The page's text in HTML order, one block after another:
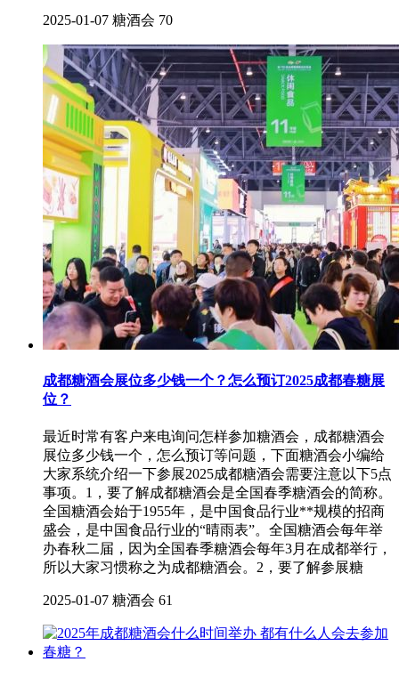
2025-01-07 糖酒会 70
成都糖酒会展位多少钱一个？怎么预订2025成都春糖展
位？
最近时常有客户来电询问怎样参加糖酒会，成都糖酒会
展位多少钱一个，怎么预订等问题，下面糖酒会小编给
大家系统介绍一下参展2025成都糖酒会需要注意以下5点
事项。1，要了解成都糖酒会是全国春季糖酒会的简称。
全国糖酒会始于1955年，是中国食品行业**规模的招商
盛会，是中国食品行业的“晴雨表”。全国糖酒会每年举
办春秋二届，因为全国春季糖酒会每年3月在成都举行，
所以大家习惯称之为成都糖酒会。2，要了解参展糖
2025-01-07 糖酒会 61